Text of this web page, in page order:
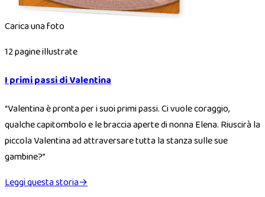
Carica una foto
12 pagine illustrate
I primi passi di Valentina
“Valentina è pronta per i suoi primi passi. Ci vuole coraggio,
qualche capitombolo e le braccia aperte di nonna Elena. Riuscirà la
piccola Valentina ad attraversare tutta la stanza sulle sue
gambine?”
Leggi questa storia→